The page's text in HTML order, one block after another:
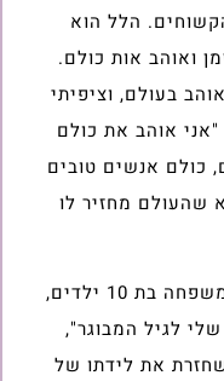
הלל הוא
ואוהב אות כולם.
בעולם, וציפיתי
אוהב את כולם
כולם אנשים טובים
שהעולם מחזיר לו
הלל זכריה בן 17.5, בן הזקונים למשפחה בת 10 ילדים,
לגיל המבוגר",
את לידתו של